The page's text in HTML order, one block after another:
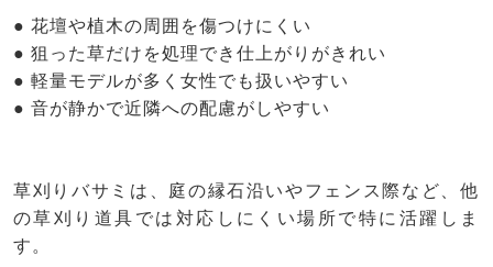
● 花壇や植木の周囲を傷つけにくい
● 狙った草だけを処理でき仕上がりがきれい
● 軽量モデルが多く女性でも扱いやすい
● 音が静かで近隣への配慮がしやすい
草刈りバサミは、庭の縁石沿いやフェンス際など、他
の草刈り道具では対応しにくい場所で特に活躍しま
す。